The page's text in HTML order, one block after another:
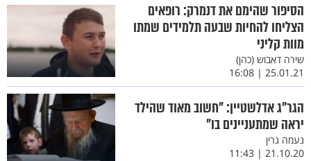
הסיפור שהימם את דנמרק: רופאים
הצליחו להחיות שבעה תלמידים שמתו
מוות קליני
שירה דאבוש (כהן)
25.01.21 | 16:08
הגר"ג אדלשטיין: "חשוב מאוד שהילד
יראה שמתעניינים בו"
נעמה גרין
21.10.20 | 11:43